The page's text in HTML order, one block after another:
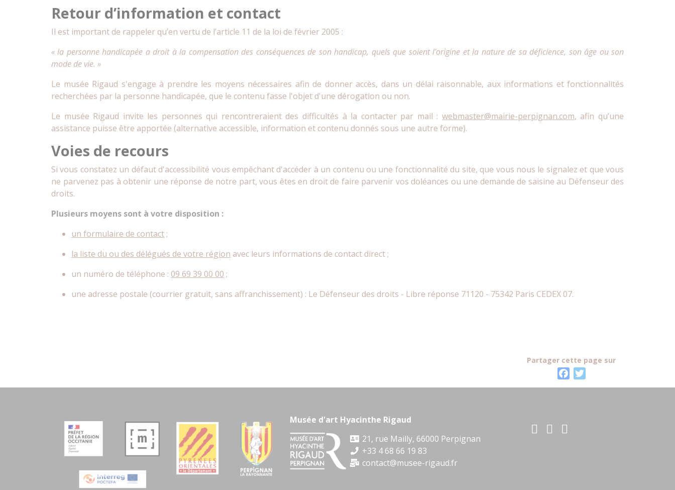
Retour d’information et contact
Il est important de rappeler qu’en vertu de l’article 11 de la loi de février 2005 :
« la personne handicapée a droit à la compensation des conséquences de son handicap, quels que soient l’origine et la nature de sa déficience, son âge ou son
mode de vie. »
Le musée Rigaud s'engage à prendre les moyens nécessaires afin de donner accès, dans un délai raisonnable, aux informations et fonctionnalités
recherchées par la personne handicapée, que le contenu fasse l'objet d'une dérogation ou non.
Le musée Rigaud invite les personnes qui rencontreraient des difficultés à la contacter par mail : webmaster@mairie-perpignan.com, afin qu’une
assistance puisse être apportée (alternative accessible, information et contenu donnés sous une autre forme).
Voies de recours
Si vous constatez un défaut d'accessibilité vous empêchant d'accéder à un contenu ou une fonctionnalité du site, que vous nous le signalez et que vous
ne parvenez pas à obtenir une réponse de notre part, vous êtes en droit de faire parvenir vos doléances ou une demande de saisine au Défenseur des
droits.
Plusieurs moyens sont à votre disposition :
un formulaire de contact;
la liste du ou des délégués de votre région avec leurs informations de contact direct ;
un numéro de téléphone : 09 69 39 00 00 ;
une adresse postale (courrier gratuit, sans affranchissement) : Le Défenseur des droits - Libre réponse 71120 - 75342 Paris CEDEX 07.
Partager cette page sur
Musée d'art Hyacinthe Rigaud
21, rue Mailly, 66000 Perpignan
+33 4 68 66 19 83
contact@musee-rigaud.fr